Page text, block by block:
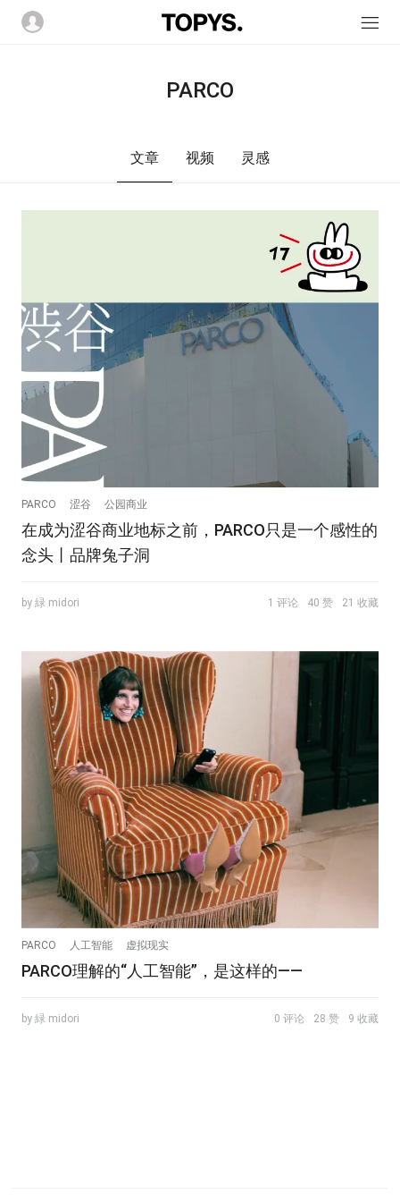
PARCO
文章 视频 灵感
PARCO 涩谷 公园商业
在成为涩谷商业地标之前，PARCO只是一个感性的
念头丨品牌兔子洞
by 緑 midori 1 评论 40 赞 21 收藏
PARCO 人工智能 虚拟现实
PARCO理解的“人工智能”，是这样的——
by 緑 midori 0 评论 28 赞 9 收藏